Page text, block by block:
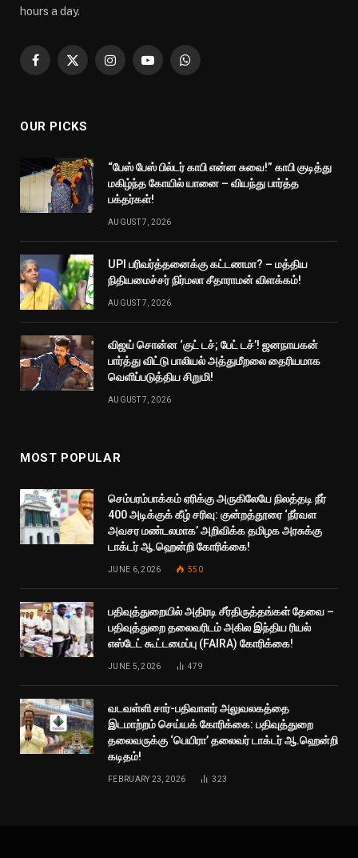
hours a day.
Facebook
X
InstagramYouTubeWhatsApp
OUR PICKS
“பேஸ் பேஸ் பில்டர் காபி என்ன சுவை!” காபி குடித்து
மகிழ்ந்த கோயில் யானை – வியந்து பார்த்த
பக்தர்கள்!
AUGUST 7, 2026
UPI பரிவர்த்தனைக்கு கட்டணமா? – மத்திய
நிதியமைச்சர் நிர்மலா சீதாராமன் விளக்கம்!
AUGUST 7, 2026
விஜய் சொன்ன ‘குட் டச்; பேட் டச்’! ஜனநாயகன்
பார்த்து விட்டு பாலியல் அத்துமீறலை தைரியமாக
வெளிப்படுத்திய சிறுமி!
AUGUST 7, 2026
MOST POPULAR
செம்பரம்பாக்கம் ஏரிக்கு அருகிலேயே நிலத்தடி நீர்
400 அடிக்குக் கீழ் சரிவு: குன்றத்தூரை ‘நீர்வள
அவசர மண்டலமாக’ அறிவிக்க தமிழக அரசுக்கு
டாக்டர் ஆ.ஹென்றி கோரிக்கை!
JUNE 6, 2026 550
பதிவுத்துறையில் அதிரடி சீர்திருத்தங்கள் தேவை –
பதிவுத்துறை தலைவரிடம் அகில இந்திய ரியல்
எஸ்டேட் கூட்டமைப்பு (FAIRA) கோரிக்கை!
JUNE 5, 2026 479
வடவள்ளி சார்-பதிவாளர் அலுவலகத்தை
இடமாற்றம் செய்யக் கோரிக்கை: பதிவுத்துறை
தலைவருக்கு ‘பெயிரா’ தலைவர் டாக்டர் ஆ.ஹென்றி
கடிதம்!
FEBRUARY 23, 2026 323